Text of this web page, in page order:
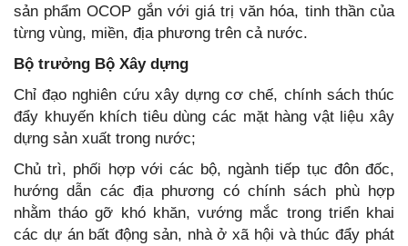
sản phẩm OCOP gắn với giá trị văn hóa, tinh thần của
từng vùng, miền, địa phương trên cả nước.
Bộ trưởng Bộ Xây dựng
Chỉ đạo nghiên cứu xây dựng cơ chế, chính sách thúc
đẩy khuyến khích tiêu dùng các mặt hàng vật liệu xây
dựng sản xuất trong nước;
Chủ trì, phối hợp với các bộ, ngành tiếp tục đôn đốc,
hướng dẫn các địa phương có chính sách phù hợp
nhằm tháo gỡ khó khăn, vướng mắc trong triển khai
các dự án bất động sản, nhà ở xã hội và thúc đẩy phát